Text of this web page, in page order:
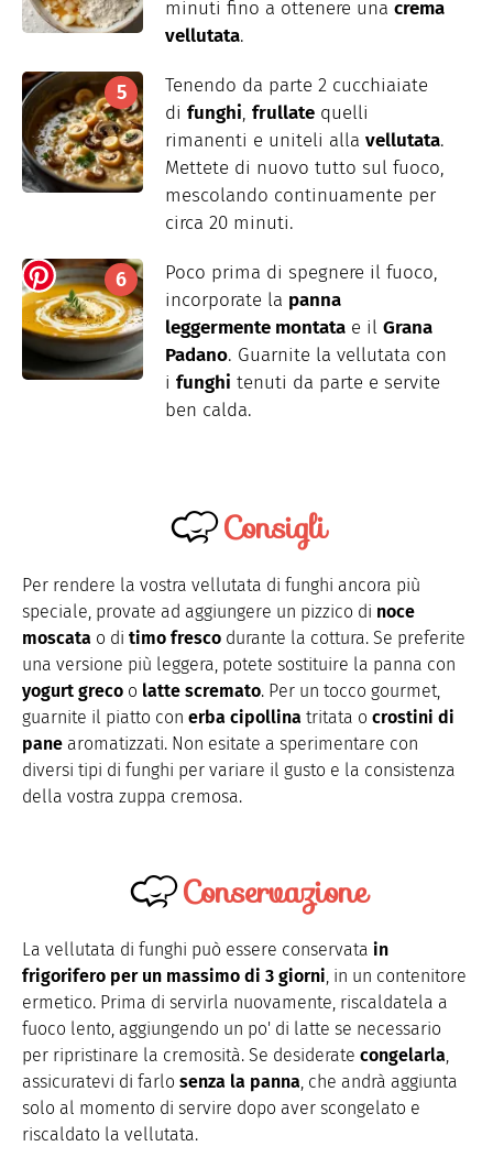
minuti fino a ottenere una crema
vellutata.
Tenendo da parte 2 cucchiaiate
di funghi, frullate quelli
rimanenti e uniteli alla vellutata.
Mettete di nuovo tutto sul fuoco,
mescolando continuamente per
circa 20 minuti.
Poco prima di spegnere il fuoco,
incorporate la panna
leggermente montata e il Grana
Padano. Guarnite la vellutata con
i funghi tenuti da parte e servite
ben calda.
Consigli
Per rendere la vostra vellutata di funghi ancora più
speciale, provate ad aggiungere un pizzico di noce
moscata o di timo fresco durante la cottura. Se preferite
una versione più leggera, potete sostituire la panna con
yogurt greco o latte scremato. Per un tocco gourmet,
guarnite il piatto con erba cipollina tritata o crostini di
pane aromatizzati. Non esitate a sperimentare con
diversi tipi di funghi per variare il gusto e la consistenza
della vostra zuppa cremosa.
Conservazione
La vellutata di funghi può essere conservata in
frigorifero per un massimo di 3 giorni, in un contenitore
ermetico. Prima di servirla nuovamente, riscaldatela a
fuoco lento, aggiungendo un po' di latte se necessario
per ripristinare la cremosità. Se desiderate congelarla,
assicuratevi di farlo senza la panna, che andrà aggiunta
solo al momento di servire dopo aver scongelato e
riscaldato la vellutata.